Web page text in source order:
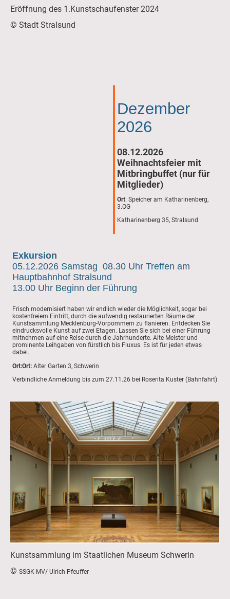
Eröffnung des 1.Kunstschaufenster 2024
© Stadt Stralsund
Dezember
2026
08.12.2026
Weihnachtsfeier mit
Mitbringbuffet (nur für
Mitglieder)
Ort: Speicher am Katharinenberg,
3.OG
Katharinenberg 35, Stralsund
Exkursion
05.12.2026 Samstag 08.30 Uhr Treffen am
Hauptbahnhof Stralsund
13.00 Uhr Beginn der Führung
Frisch modernisiert haben wir endlich wieder die Möglichkeit, sogar bei
kostenfreiem Eintritt, durch die aufwendig restaurierten Räume der
Kunstsammlung Mecklenburg-Vorpommern zu flanieren. Entdecken Sie
eindrucksvolle Kunst auf zwei Etagen. Lassen Sie sich bei einer Führung
mitnehmen auf eine Reise durch die Jahrhunderte. Alte Meister und
prominente Leihgaben von fürstlich bis Fluxus. Es ist für jeden etwas
dabei.
Ort:Ort: Alter Garten 3, Schwerin
Verbindliche Anmeldung bis zum 27.11.26 bei Roserita Kuster (Bahnfahrt)
Kunstsammlung im Staatlichen Museum Schwerin
© SSGK-MV/ Ulrich Pfeuffer